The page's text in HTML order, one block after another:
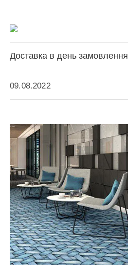
Доставка в день замовлення
09.08.2022